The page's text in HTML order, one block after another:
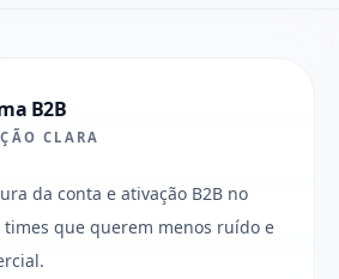
B2B
CLARA
da conta e ativação B2B no
times que querem menos ruído e